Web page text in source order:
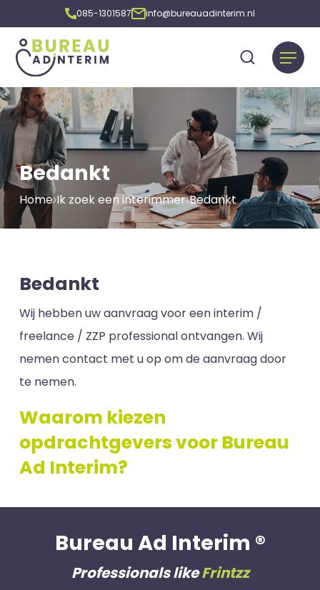
085-1301587 info@bureauadinterim.nl
Bedankt
Home Ik zoek een interimmer Bedankt
Bedankt
Wij hebben uw aanvraag voor een interim /
freelance / ZZP professional ontvangen. Wij
nemen contact met u op om de aanvraag door
te nemen.
Waarom kiezen
opdrachtgevers voor Bureau
Ad Interim?
Bureau Ad Interim ®
Professionals likeFrintzz